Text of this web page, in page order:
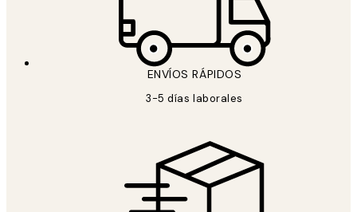
ENVÍOS RÁPIDOS
3-5 días laborales